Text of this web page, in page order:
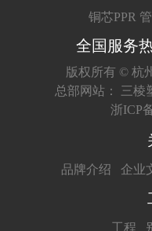
铜芯PPR
全国服务
版权所有 © 杭
总部网站： 三棱
浙ICP
品牌介绍 企业
工程